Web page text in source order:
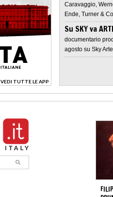
VEDI TUTTE LE APP
>
Caravaggio,
Ende, Turner &
Su SKY va
documentario
agosto su Sky Arte